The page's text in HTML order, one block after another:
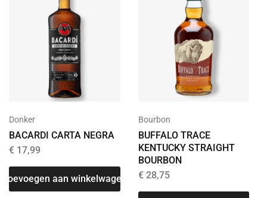
Donker
BACARDI CARTA NEGRA
€ 17,99
Toevoegen aan winkelwagen
Bourbon
BUFFALO TRACE
KENTUCKY STRAIGHT
BOURBON
€28,75